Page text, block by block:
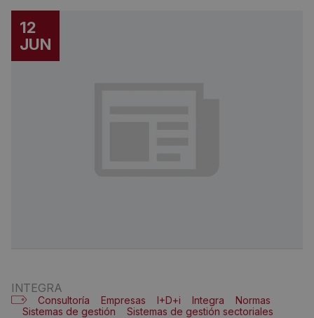
12
JUN
INTEGRA
Consultoría Empresas I+D+i Integra
Normas
Sistemas de gestión
Sistemas de gestión sectoriales